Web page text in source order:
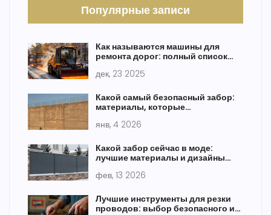
Популярные записи
Как называются машины для
ремонта дорог: полный список
дек, 23 2025
Какой самый безопасный забор:
материалы, которые
янв, 4 2026
Какой забор сейчас в моде:
лучшие материалы и дизайны
фев, 13 2026
Лучшие инструменты для резки
проводов: выбор безопасного и